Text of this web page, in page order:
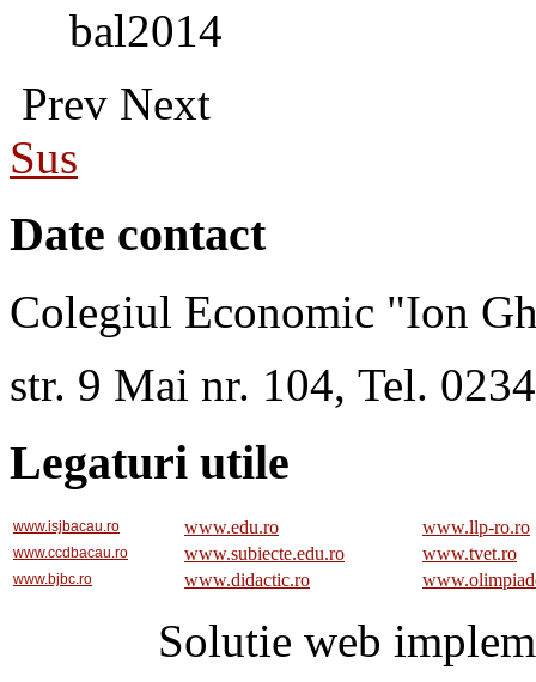
bal2014
Prev Next
Sus
Date contact
Colegiul Economic "Ion
str. 9 Mai nr. 104, Tel.
Legaturi utile
www.isjbacau.ro www.edu.ro www.llp-ro.ro
www.ccdbacau.ro www.subiecte.edu.ro www.tvet.ro
www.bjbc.ro www.didactic.ro
Solutie web